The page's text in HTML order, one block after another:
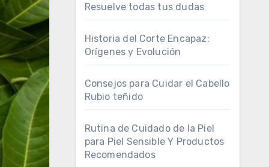
Resuelve todas tus dudas
Historia del Corte Encapaz:
Orígenes y Evolución
Consejos para Cuidar el Cabello
Rubio teñido
Rutina de Cuidado de la Piel
para Piel Sensible Y Productos
Recomendados